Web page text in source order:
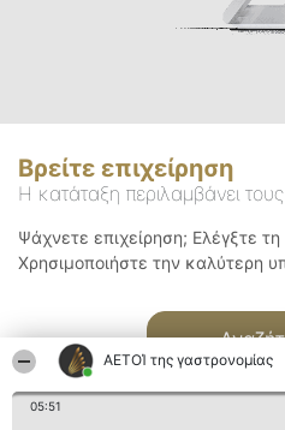
ΑΕΤΟΊ της γαστρονομίας
05:51
Βρείτε επιχείρηση
Η κατάταξη περιλαμβάνει
Ψάχνετε επιχείρηση; Ελέγξτε
Χρησιμοποιήστε την καλύτερη